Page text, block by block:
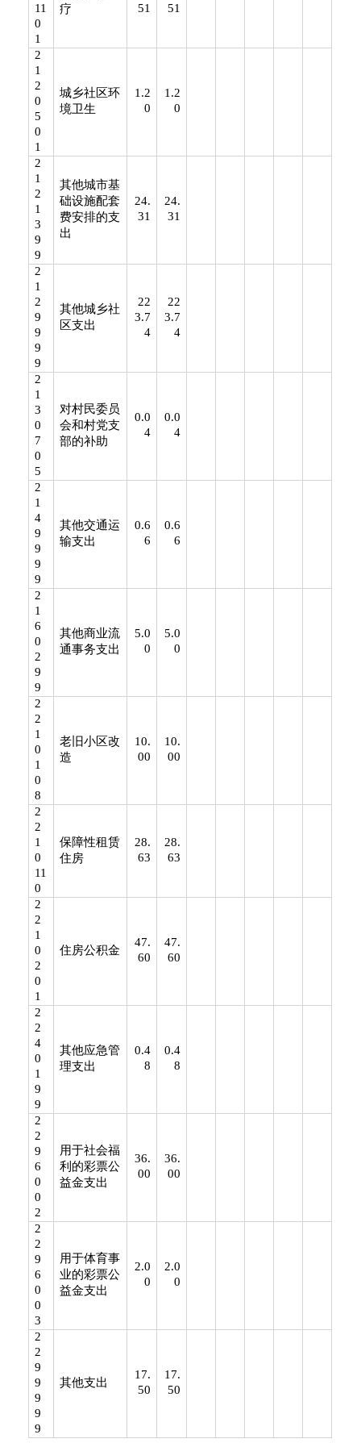
11
0
1
疗
51
51
2
1
2
0
5
0
1
城乡社区环
境卫生
1.2
0
1.2
0
2
1
2
1
3
9
9
其他城市基
础设施配套
费安排的支
出
24.
31
24.
31
2
1
2
9
9
9
9
其他城乡社
区支出
22
3.7
4
22
3.7
4
2
1
3
0
7
0
5
对村民委员
会和村党支
部的补助
0.0
4
0.0
4
2
1
4
9
9
9
9
其他交通运
输支出
0.6
6
0.6
6
2
1
6
0
2
9
9
其他商业流
通事务支出
5.0
0
5.0
0
2
2
1
0
1
0
8
老旧小区改
造
10.
00
10.
00
2
2
1
0
11
0
保障性租赁
住房
28.
63
28.
63
2
2
1
0
2
0
1
住房公积金
47.
60
47.
60
2
2
4
0
1
9
9
其他应急管
理支出
0.4
8
0.4
8
2
2
9
6
0
0
2
用于社会福
利的彩票公
益金支出
36.
00
36.
00
2
2
9
6
0
0
3
用于体育事
业的彩票公
益金支出
2.0
0
2.0
0
2
2
9
9
9
9
9
其他支出
17.
50
17.
50